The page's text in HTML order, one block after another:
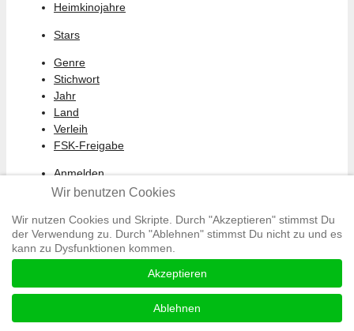
Heimkinojahre
Stars
Genre
Stichwort
Jahr
Land
Verleih
FSK-Freigabe
Anmelden
Abmelden
Registrieren
All Rights reserved © Moviewolf 2026
Datenschutz
Wir benutzen Cookies
Wir nutzen Cookies und Skripte. Durch "Akzeptieren" stimmst Du
der Verwendung zu. Durch "Ablehnen" stimmst Du nicht zu und es
kann zu Dysfunktionen kommen.
Akzeptieren
Ablehnen